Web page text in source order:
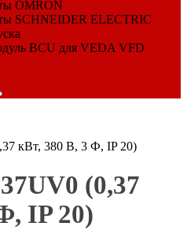
OMRON
SCHNEIDER ELECTRIC
BCU для VEDA VFD
кВт, 380 В, 3 Ф, IP 20)
(0,37
IP 20)